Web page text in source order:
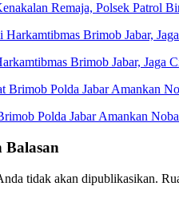
Remaja, Polsek Patrol
Brimob Jabar, Jaga
Polda Jabar Amankan
tidak akan dipublikasikan.